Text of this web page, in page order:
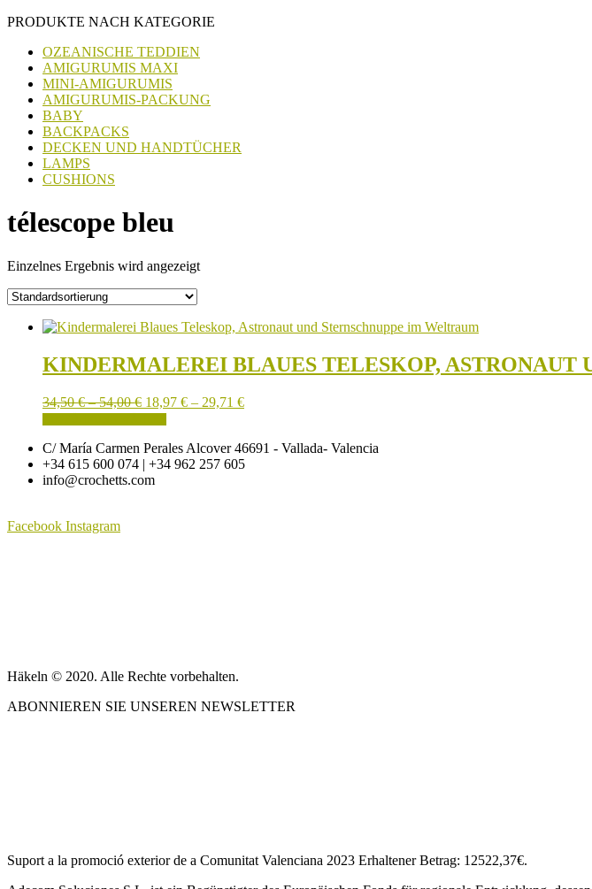
PRODUKTE NACH KATEGORIE
OZEANISCHE TEDDIEN
AMIGURUMIS MAXI
MINI-AMIGURUMIS
AMIGURUMIS-PACKUNG
BABY
BACKPACKS
DECKEN UND HANDTÜCHER
LAMPS
CUSHIONS
télescope bleu
Einzelnes Ergebnis wird angezeigt
KINDERMALEREI BLAUES TELESKOP, ASTRONAUT
34,50€ –54,00€Preisspanne:
34,50 €
54,00 €
18,97 € – 29,71 €Preisspanne:
29,71 €
Dieses
weist
mehrere
C/ María Carmen Perales Alcover 46691 - Vallada- Valencia
+34 615 600 074 | +34 962 257 605
info@crochetts.com
Facebook Instagram
Häkeln © 2020. Alle Rechte vorbehalten.
ABONNIEREN SIE UNSEREN NEWSLETTER
Suport a la promoció exterior de a Comunitat Valenciana 2023 Erhaltener Betrag: 12522,37€.